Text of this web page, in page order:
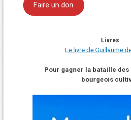
Faire un don
Livres
Le livre de Guillaume
Pour gagner la bataille des
bourgeois